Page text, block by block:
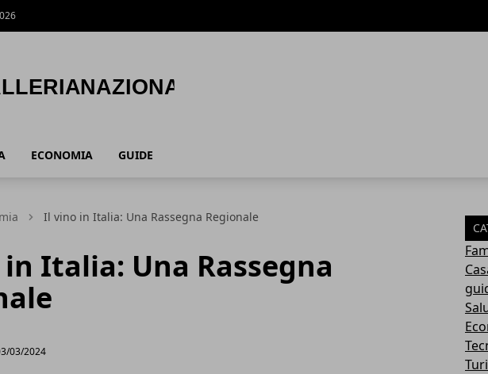
ECONOMIA GUIDE
Il vino in Italia: Una Rassegna Regionale
Italia: Una Rassegna
03/2024